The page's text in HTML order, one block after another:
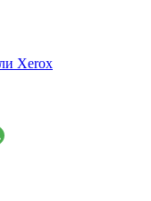
Xerox